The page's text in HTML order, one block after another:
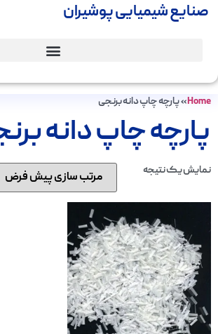
صنایع شیمیایی پوشیران
Home
»پارچه چاپ دانه برنجی
پارچه چاپ دانه
نمایش یک نتیجه